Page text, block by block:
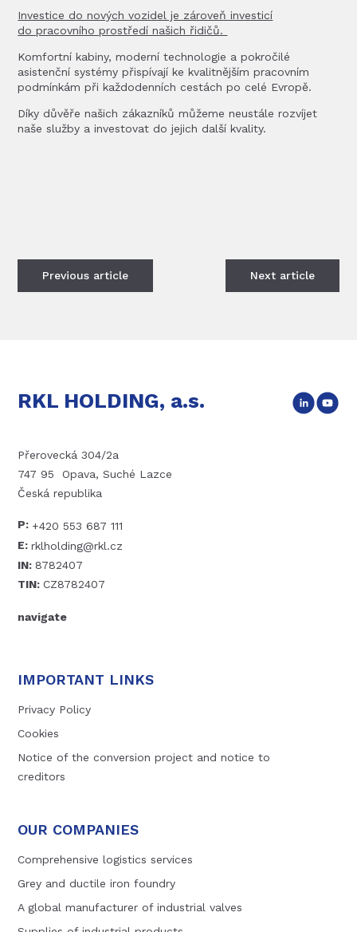
Investice do nových vozidel je zároveň investicí
do pracovního prostředí našich řidičů.
Komfortní kabiny, moderní technologie a pokročilé
asistenční systémy přispívají ke kvalitnějším pracovním
podmínkám při každodenních cestách po celé Evropě.
Díky důvěře našich zákazníků můžeme neustále rozvíjet
naše služby a investovat do jejich další kvality.
Next article
Previous article
RKL HOLDING, a.s.
Přerovecká 304/2a
747 95 Opava, Suché Lazce
Česká republika
P: +420 553 687 111
E:rklholding@rkl.cz
IN: 8782407
TIN:CZ8782407
navigate
IMPORTANT LINKS
Privacy Policy
Cookies
Notice of the conversion project and notice to
creditors
OUR COMPANIES
Comprehensive logistics services
Grey and ductile iron foundry
A global manufacturer of industrial valves